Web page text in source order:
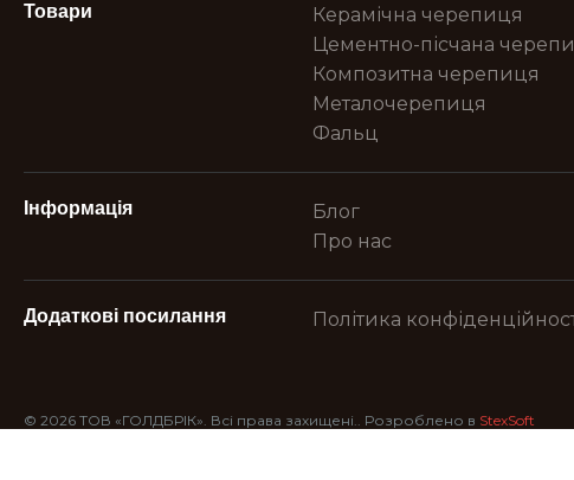
Товари
Керамічна черепиця
Цементно-пісчана
Композитна черепиця
Металочерепиця
Фальц
Інформація
Блог
Про нас
Додаткові посилання Політика
© 2026 ТОВ «ГОЛДБРІК». Всі права захищені.. Розроблено в StexSoft